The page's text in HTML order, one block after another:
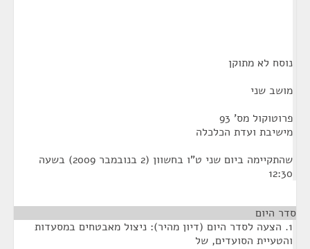
נוסח לא מתוקן
מושב שני
פרוטוקול מס' 93
מישיבת ועדת הכלכלה
שהתקיימה ביום שני ט"ו בחשוון (2 בנובמבר 2009) בשעה
12:30
סדר היום
1. הצעה לסדר היום (דיון מהיר): ניצול מאבטחים במסעדות
והטעיית הסועדים, של